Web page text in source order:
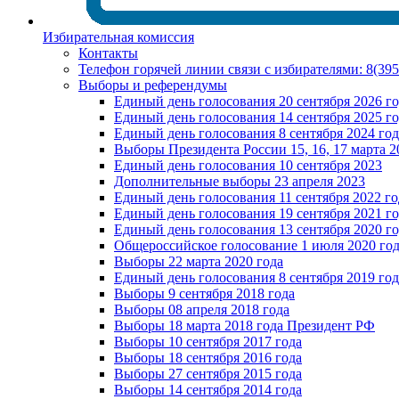
Избирательная комиссия
Контакты
Телефон горячей линии связи с избирателями:
Выборы и референдумы
Единый день голосования 20 сентября 2026
Единый день голосования 14 сентября 2025
Единый день голосования 8 сентября 2024
Выборы Президента России 15, 16, 17 марта
Единый день голосования 10 сентября 2023
Дополнительные выборы 23 апреля 2023
Единый день голосования 11 сентября 2022
Единый день голосования 19 сентября 2021
Единый день голосования 13 сентября 2020
Общероссийское голосование 1 июля 2020
Выборы 22 марта 2020 года
Единый день голосования 8 сентября 2019
Выборы 9 сентября 2018 года
Выборы 08 апреля 2018 года
Выборы 18 марта 2018 года Президент РФ
Выборы 10 сентября 2017 года
Выборы 18 сентября 2016 года
Выборы 27 сентября 2015 года
Выборы 14 сентября 2014 года